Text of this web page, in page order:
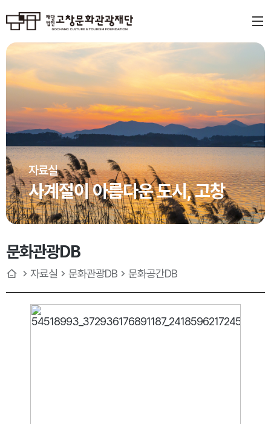
자료실
사계절이 아름다운 도시, 고창
문화관광DB
자료실 문화관광DB 문화공간DB